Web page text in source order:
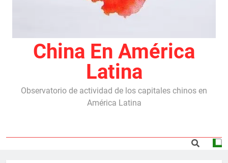
China En América
Latina
Observatorio de actividad de los capitales chinos en
América Latina